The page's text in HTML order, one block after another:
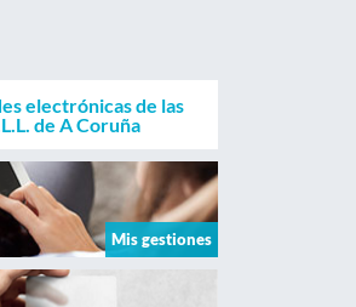
electrónicas de las
de A Coruña
Mis gestiones